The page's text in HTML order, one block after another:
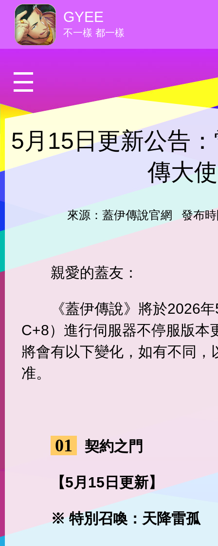
GYEE
不一樣 都一樣
5月15日更新公告
傳大使
來源：蓋伊傳說官網 發布
親愛的蓋友：
《蓋伊傳說》將於2026
C+8）進行伺服器不停服版本
將會有以下變化，如有不同，
准。
01 契約之門
【5月15 日更新】
※ 特別召喚：天降雷孤